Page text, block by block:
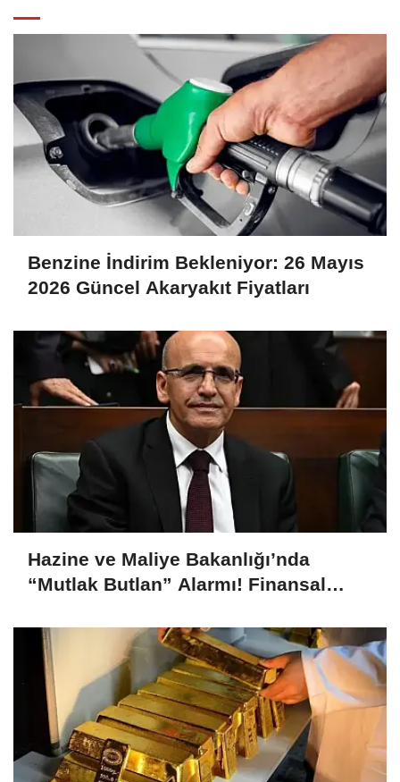
Benzine İndirim Bekleniyor: 26 Mayıs
2026 Güncel Akaryakıt Fiyatları
Hazine ve Maliye Bakanlığı’nda
“Mutlak Butlan” Alarmı! Finansal